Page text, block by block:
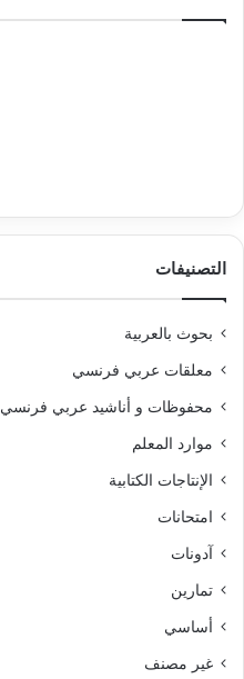
التصنيفات
بحوث بالعربية
معلقات عربي فرنسي
محفوظات و أناشيد عربي فرنسي
موارد المعلم
الإنتاجات الكتابية
امتحانات
آدونات
تمارين
أساسي
غير مصنف